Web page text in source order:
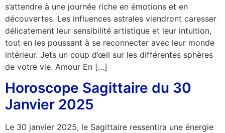
s’attendre à une journée riche en émotions et en
découvertes. Les influences astrales viendront caresser
délicatement leur sensibilité artistique et leur intuition,
tout en les poussant à se reconnecter avec leur monde
intérieur. Jets un coup d’œil sur les différentes sphères
de votre vie. Amour En […]
Horoscope Sagittaire du 30
Janvier 2025
Le 30 janvier 2025, le Sagittaire ressentira une énergie